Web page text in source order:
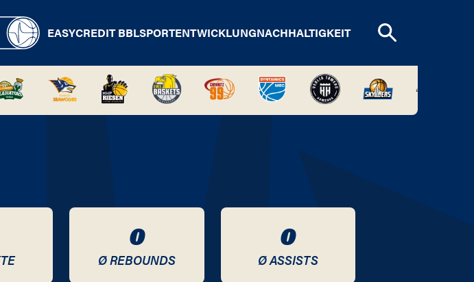
EASYCREDIT BBLSPORTENTWICKLUNGNACHHALTIGKEIT
0
Ø REBOUNDS
0
Ø ASSISTS